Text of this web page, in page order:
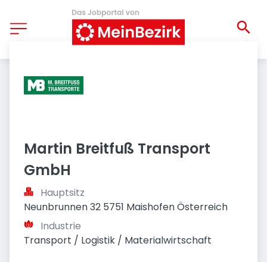
Martin Breitfuß Transport
GmbH
Hauptsitz
Neunbrunnen 32 5751 Maishofen Österreich
Industrie
Transport / Logistik / Materialwirtschaft